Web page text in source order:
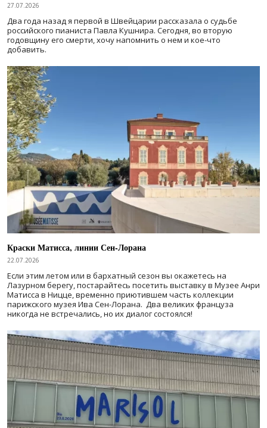
27.07.2026
Два года назад я первой в Швейцарии рассказала о судьбе
российского пианиста Павла Кушнира. Сегодня, во вторую
годовщину его смерти, хочу напомнить о нем и кое-что
добавить.
Краски Матисса, линии Сен-Лорана
22.07.2026
Если этим летом или в бархатный сезон вы окажетесь на
Лазурном берегу, постарайтесь посетить выставку в Музее Анри
Матисса в Ницце, временно приютившем часть коллекции
парижского музея Ива Сен-Лорана. Два великих француза
никогда не встречались, но их диалог состоялся!